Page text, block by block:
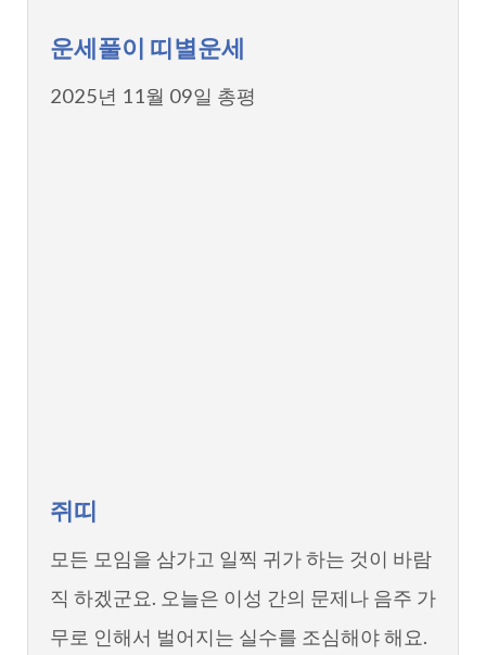
운세풀이 띠별운세
2025년 11월 09일 총평
쥐띠
모든 모임을 삼가고 일찍 귀가 하는 것이 바람
직 하겠군요. 오늘은 이성 간의 문제나 음주 가
무로 인해서 벌어지는 실수를 조심해야 해요.